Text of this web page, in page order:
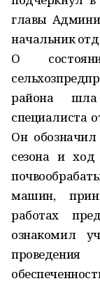
главы
начальник
О
района
специалиста
Он
сезона и ход
машин,
работах
ознакомил